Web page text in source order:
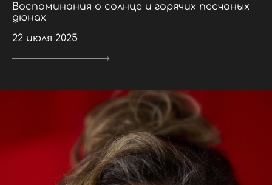
Воспоминания о солнце и горячих песчаных
дюнах
22 июля 2025